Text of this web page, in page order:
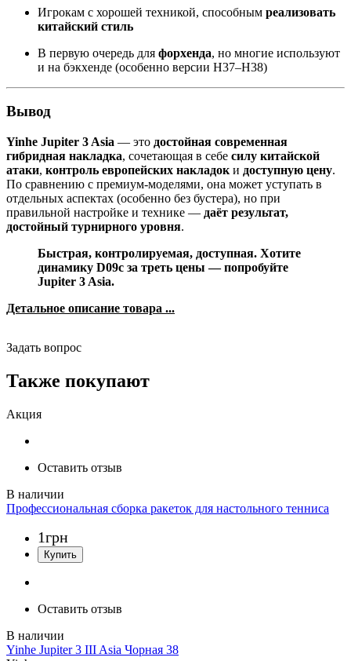
Игрокам с хорошей техникой, способным реализовать
китайский стиль
В первую очередь для форхенда, но многие используют
и на бэкхенде (особенно версии H37–H38)
Вывод
Yinhe Jupiter 3 Asia — это достойная современная
гибридная накладка, сочетающая в себе силу китайской
атаки, контроль европейских накладок и доступную цену.
По сравнению с премиум-моделями, она может уступать в
отдельных аспектах (особенно без бустера), но при
правильной настройке и технике — даёт результат,
достойный турнирного уровня.
Быстрая, контролируемая, доступная. Хотите
динамику D09c за треть цены — попробуйте
Jupiter 3 Asia.
Детальное описание товара ...
Задать вопрос
Также покупают
Акция
Оставить отзыв
Профессиональная сборка ракеток для настольного тенниса
1грн
Оставить отзыв
Yinhe Jupiter 3 III Asia Чорная 38